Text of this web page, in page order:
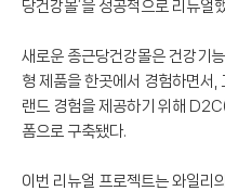
당건강몰’을 성공적으로 리뉴얼
새로운 종근당건강몰은 건강기
형 제품을 한곳에서 경험하면서,
랜드 경험을 제공하기 위해
폼으로 구축됐다.
이번 리뉴얼 프로젝트는 와일리